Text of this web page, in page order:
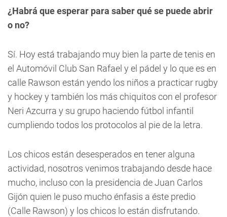
¿Habrá que esperar para saber qué se puede abrir
o no?
Sí. Hoy está trabajando muy bien la parte de tenis en
el Automóvil Club San Rafael y el pádel y lo que es en
calle Rawson están yendo los niños a practicar rugby
y hockey y también los más chiquitos con el profesor
Neri Azcurra y su grupo haciendo fútbol infantil
cumpliendo todos los protocolos al pie de la letra.
Los chicos están desesperados en tener alguna
actividad, nosotros venimos trabajando desde hace
mucho, incluso con la presidencia de Juan Carlos
Gijón quien le puso mucho énfasis a éste predio
(Calle Rawson) y los chicos lo están disfrutando.